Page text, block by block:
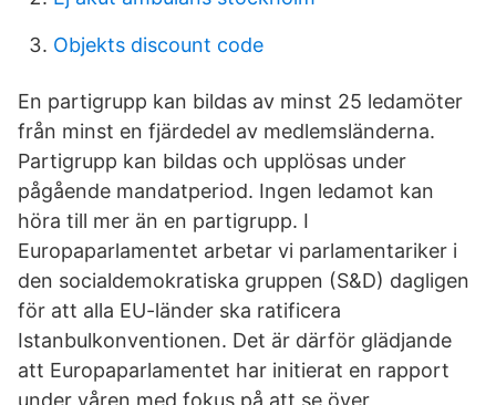
Objekts discount code
En partigrupp kan bildas av minst 25 ledamöter
från minst en fjärdedel av medlemsländerna.
Partigrupp kan bildas och upplösas under
pågående mandatperiod. Ingen ledamot kan
höra till mer än en partigrupp. I
Europaparlamentet arbetar vi parlamentariker i
den socialdemokratiska gruppen (S&D) dagligen
för att alla EU-länder ska ratificera
Istanbulkonventionen. Det är därför glädjande
att Europaparlamentet har initierat en rapport
under våren med fokus på att se över